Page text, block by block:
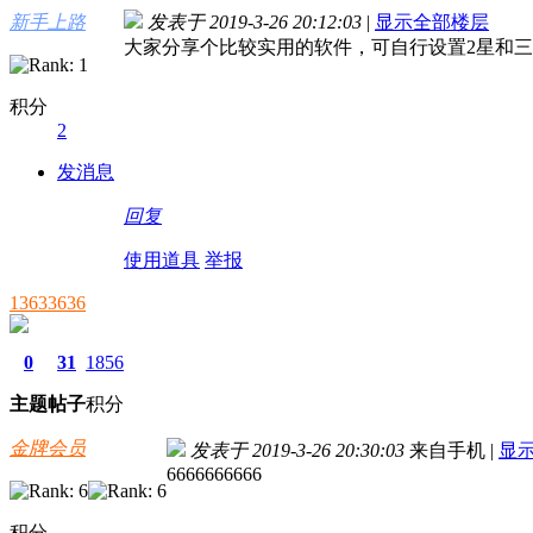
新手上路
积分
2
发消息
发表于 2019-3-26 20:12:03 | 显示全部楼层
大家分享个比较实用的软件，可自行设置2星和
回复
使用道具 举报
13633636
0
主题
31
帖子
1856
积分
金牌会员 发表于 2019-3-26 20:30:03 来自手机 | 显
6666666666